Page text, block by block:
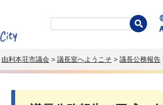
由利本荘市議会 > 議長室へようこそ > 議長公務報告